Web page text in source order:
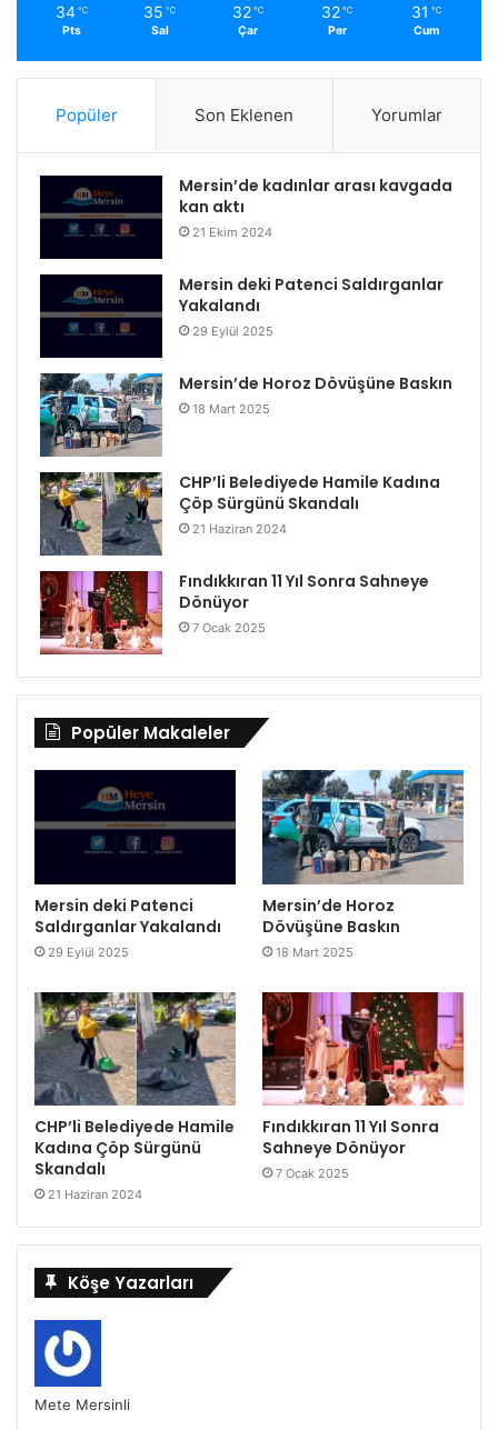
34 ℃
Pts
35 ℃
Sal
32 ℃
Çar
32 ℃
Per
31 ℃
Cum
Popüler Son Eklenen Yorumlar
Mersin’de kadınlar arası kavgada
kan aktı
21 Ekim 2024
Mersin deki Patenci Saldırganlar
Yakalandı
29 Eylül 2025
Mersin’de Horoz Dövüşüne Baskın
18 Mart 2025
CHP’li Belediyede Hamile Kadına
Çöp Sürgünü Skandalı
21 Haziran 2024
Fındıkkıran 11 Yıl Sonra Sahneye
Dönüyor
7 Ocak 2025
Popüler Makaleler
Mersin deki Patenci
Saldırganlar Yakalandı
29 Eylül 2025
Mersin’de Horoz
Dövüşüne Baskın
18 Mart 2025
CHP’li Belediyede Hamile
Kadına Çöp Sürgünü
Skandalı
21 Haziran 2024
Fındıkkıran 11 Yıl Sonra
Sahneye Dönüyor
7 Ocak 2025
Köşe Yazarları
Mete Mersinli